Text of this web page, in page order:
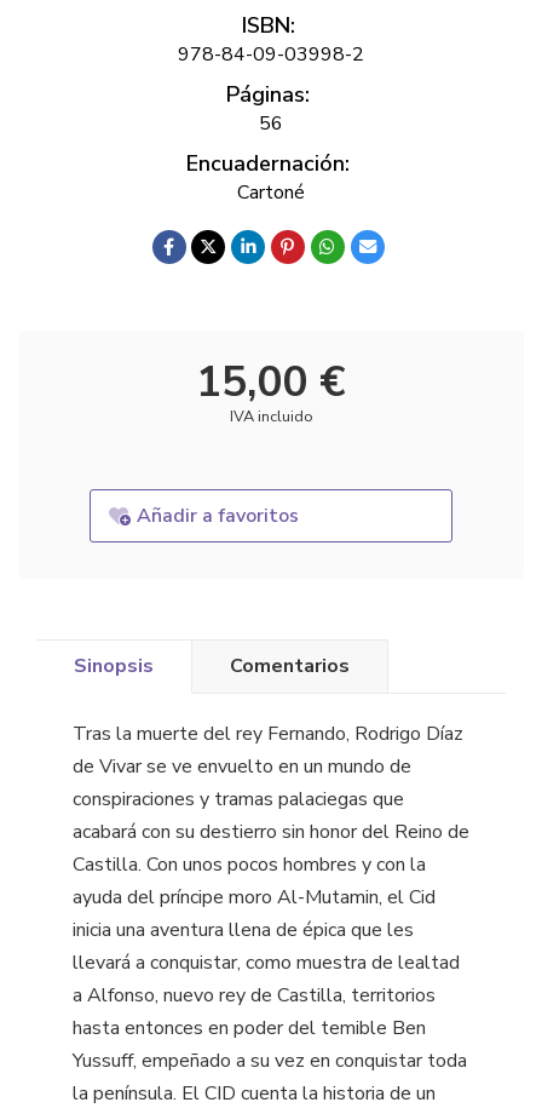
ISBN:
978-84-09-03998-2
Páginas:
56
Encuadernación:
Cartoné
15,00 €
IVA incluido
Añadir a favoritos
Sinopsis Comentarios
Tras la muerte del rey Fernando, Rodrigo Díaz
de Vivar se ve envuelto en un mundo de
conspiraciones y tramas palaciegas que
acabará con su destierro sin honor del Reino de
Castilla. Con unos pocos hombres y con la
ayuda del príncipe moro Al-Mutamin, el Cid
inicia una aventura llena de épica que les
llevará a conquistar, como muestra de lealtad
a Alfonso, nuevo rey de Castilla, territorios
hasta entonces en poder del temible Ben
Yussuff, empeñado a su vez en conquistar toda
la península. El CID cuenta la historia de un